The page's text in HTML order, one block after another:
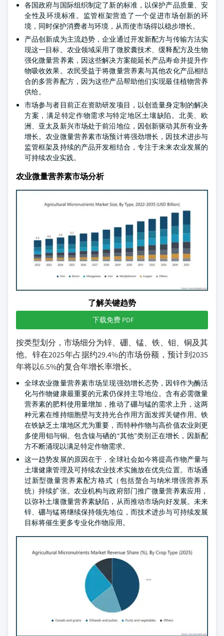
各国政府与国际组织制定了新的标准，以保护产品质量、安
全性及环境标准。监管框架营造了一个促进市场创新的环
境，同时保护消费者与环境，从而使市场得以稳步增长。
产品创新成为主流趋势，企业通过开发新配方与传输方法实
现这一目标。农业领域采用了微胶囊技术、缓释配方及生物
强化微量营养素，因这些解决方案能延长产品寿命并提升作
物吸收效果。农民受益于将微量营养素与其他农化产品相结
合的多营养配方，因为这些产品帮助他们实现最佳植物营养
供给。
市场参与者目前正在资助研发项目，以创造量身定制的解决
方案，满足特定作物需求与特定地区土壤缺陷。北美、欧
洲、亚太及新兴市场处于前沿地位，因创新驱动其所有业务
增长。农业微量营养素市场预计将强劲增长，因技术进步与
监管框架及持续的产品开发相结合，专注于未来农业发展的
可持续农业实践。
农业微量营养素市场分析
了解关键趋势
下载免费 PDF
按类型划分，市场细分为锌、硼、锰、铁、钼、铜及其
他。锌在2025年占据约29.4%的市场份额，预计到2035
年将以6.5%的复合年增长率增长。
全球农业微量营养素市场呈现强劲增长态势，因锌作为酶活
化与作物健康最重要的元素仍保持主导地位。含有必需微量
营养素的肥料使用量增加，推动了硼与锰的需求上升，这两
种元素在维持细胞壁与支持光合作用方面发挥关键作用。铁
在铁缺乏土壤地区尤为重要，而特种作物与高价值农业则更
多使用钼与铜。包含镍与硒的“其他”类别正在增长，因新配
方不断涌现以满足特定作物需求。
这一趋势发展的原因在于，全球社会如今将提高作物产量与
土壤健康管理及可持续农业技术实施放在优先位置。市场通
过新型微量营养素配方格式（包括螯合与纳米增强营养系
统）持续扩张。农业机构与政府部门推广微量营养素应用，
以弥补土壤微量营养素缺陷，从而推动市场向好发展。未来
锌、硼与锰将继续保持领先地位，而技术进步与可持续发展
目标将催生更多专业化作物应用。